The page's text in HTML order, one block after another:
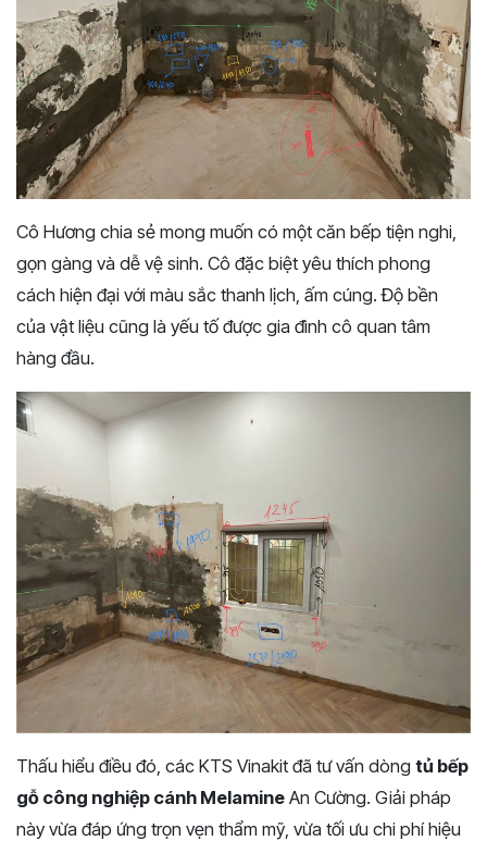
Cô Hương chia sẻ mong muốn có một căn bếp tiện nghi,
gọn gàng và dễ vệ sinh. Cô đặc biệt yêu thích phong
cách hiện đại với màu sắc thanh lịch, ấm cúng. Độ bền
của vật liệu cũng là yếu tố được gia đình cô quan tâm
hàng đầu.
Thấu hiểu điều đó, các KTS Vinakit đã tư vấn dòng tủ bếp
gỗ công nghiệp cánh Melamine An Cường. Giải pháp
này vừa đáp ứng trọn vẹn thẩm mỹ, vừa tối ưu chi phí hiệu